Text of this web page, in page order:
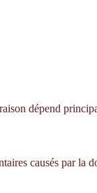
dépend
causés par la